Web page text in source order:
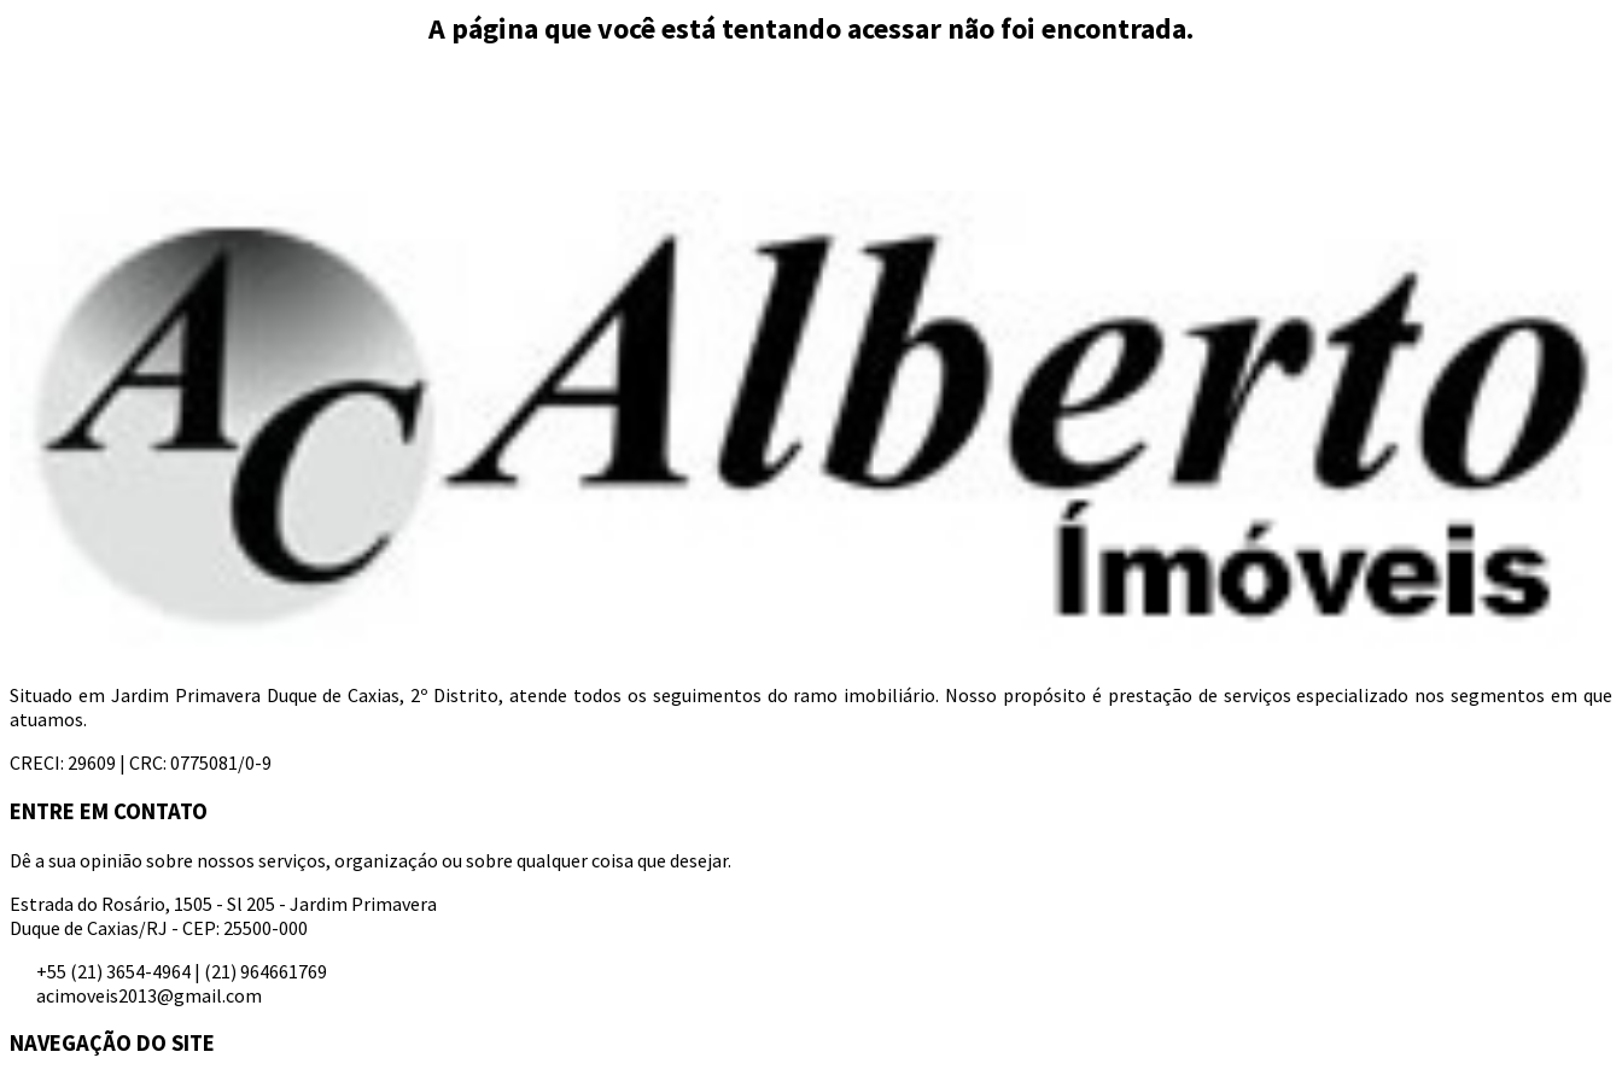
A página que você está tentando acessar não foi encontrada.
Situado em Jardim Primavera Duque de Caxias, 2º Distrito, atende todos os seguimentos do ramo imobiliário. Nosso propósito é prestação de serviços especializado nos segmentos em que
atuamos.
CRECI: 29609 | CRC: 0775081/0-9
ENTRE EM CONTATO
Dê a sua opinião sobre nossos serviços, organizaçáo ou sobre qualquer coisa que desejar.
Estrada do Rosário, 1505 - Sl 205 - Jardim Primavera
Duque de Caxias/RJ - CEP: 25500-000
+55 (21) 3654-4964 | (21) 964661769
acimoveis2013@gmail.com
NAVEGAÇÃO DO SITE